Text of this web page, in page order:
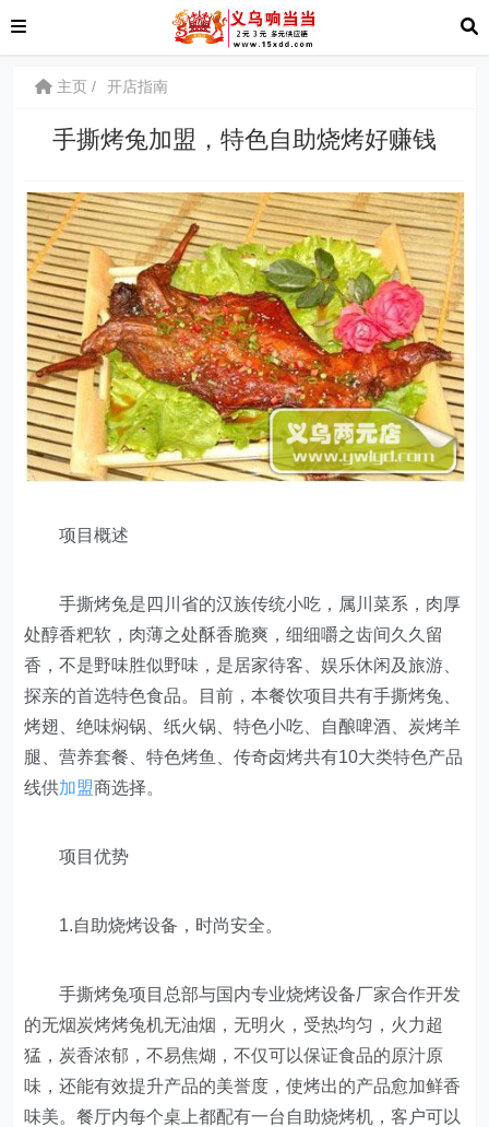
主页 开店指南
手撕烤兔加盟，特色自助烧烤好赚钱
项目概述
手撕烤兔是四川省的汉族传统小吃，属川菜系，肉厚
处醇香粑软，肉薄之处酥香脆爽，细细嚼之齿间久久留
香，不是野味胜似野味，是居家待客、娱乐休闲及旅游、
探亲的首选特色食品。目前，本餐饮项目共有手撕烤兔、
烤翅、绝味焖锅、纸火锅、特色小吃、自酿啤酒、炭烤羊
腿、营养套餐、特色烤鱼、传奇卤烤共有10大类特色产品
线供加盟商选择。
项目优势
1.自助烧烤设备，时尚安全。
手撕烤兔项目总部与国内专业烧烤设备厂家合作开发
的无烟炭烤烤兔机无油烟，无明火，受热均匀，火力超
猛，炭香浓郁，不易焦煳，不仅可以保证食品的原汁原
味，还能有效提升产品的美誉度，使烤出的产品愈加鲜香
味美。餐厅内每个桌上都配有一台自助烧烤机，客户可以